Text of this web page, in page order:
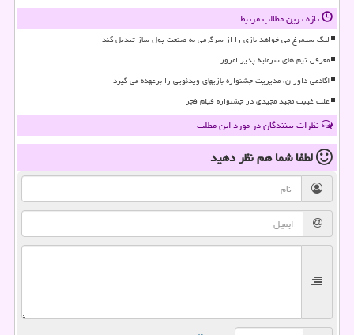
تازه ترین مطالب مرتبط
لیگ سیمرغ می خواهد بازی را از سرگرمی به صنعت پول ساز تبدیل کند
معرفی تیم های سرمایه پذیر امروز
آکادمی داوران، مدیریت جشنواره بازیهای ویدئویی را برعهده می گیرد
علت غیبت مجید مجیدی در جشنواره فیلم فجر
نظرات بینندگان در مورد این مطلب
لطفا شما همنظر دهید